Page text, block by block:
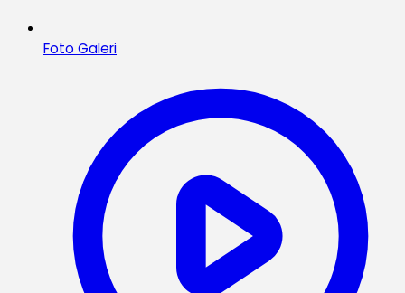
Foto Galeri